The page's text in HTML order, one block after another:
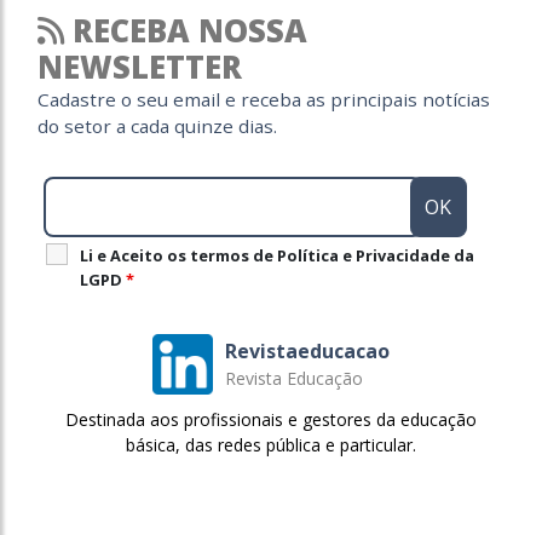
RECEBA NOSSA
NEWSLETTER
Cadastre o seu email e receba as principais notícias
do setor a cada quinze dias.
Li e Aceito os termos de Política e Privacidade da
LGPD *
Revistaeducacao
Revista Educação
Destinada aos profissionais e gestores da educação
básica, das redes pública e particular.